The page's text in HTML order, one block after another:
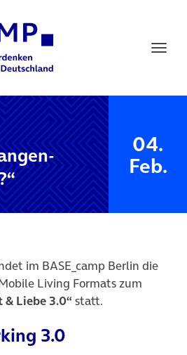
04.
Feb.
im BASE_camp Berlin die
Living Formats zum
& Liebe 3.0“ statt.
3.0